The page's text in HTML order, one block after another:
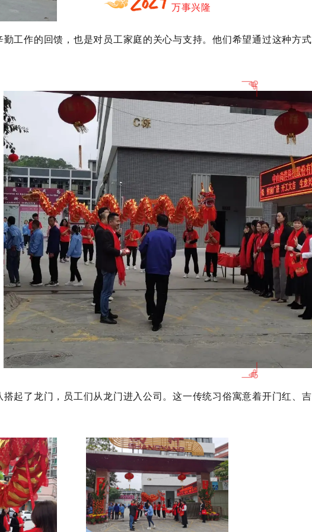
万事兴隆
工作的回馈，也是对员工家庭的关心与支持。他们希望通过这种方
起了龙门，员工们从龙门进入公司。这一传统习俗寓意着开门红、